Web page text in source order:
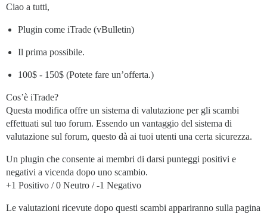
Ciao a tutti,
Plugin come iTrade (vBulletin)
Il prima possibile.
100$ - 150$ (Potete fare un’offerta.)
Cos’è iTrade?
Questa modifica offre un sistema di valutazione per gli scambi
effettuati sul tuo forum. Essendo un vantaggio del sistema di
valutazione sul forum, questo dà ai tuoi utenti una certa sicurezza.
Un plugin che consente ai membri di darsi punteggi positivi e
negativi a vicenda dopo uno scambio.
+1 Positivo / 0 Neutro / -1 Negativo
Le valutazioni ricevute dopo questi scambi appariranno sulla pagina